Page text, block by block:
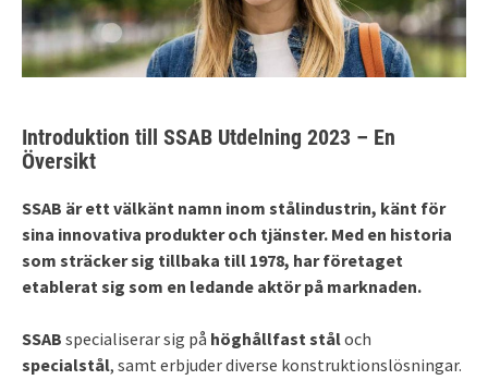
Introduktion till SSAB Utdelning 2023 – En
Översikt
SSAB är ett välkänt namn inom stålindustrin, känt för
sina innovativa produkter och tjänster. Med en historia
som sträcker sig tillbaka till 1978, har företaget
etablerat sig som en ledande aktör på marknaden.
SSAB specialiserar sig på höghållfast ståloch
specialstål, samt erbjuder diverse konstruktionslösningar.